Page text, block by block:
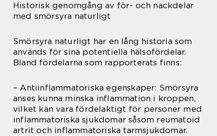
Historisk genomgång av för- och nackdelar
med smörsyra naturligt
Smörsyra naturligt har en lång historia som
används för sina potentiella hälsofördelar.
Bland fördelarna som rapporterats finns:
– Antiinflammatoriska egenskaper: Smörsyra
anses kunna minska inflammation i kroppen,
vilket kan vara fördelaktigt för personer med
inflammatoriska sjukdomar såsom reumatoid
artrit och inflammatoriska tarmsjukdomar.